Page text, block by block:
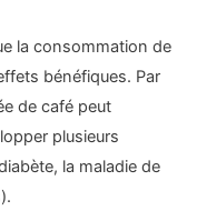
la consommation de
bénéfiques. Par
de café peut
plusieurs
la maladie de